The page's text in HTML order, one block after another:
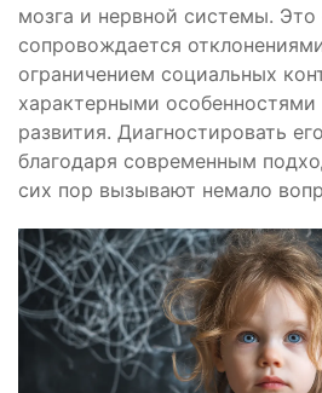
мозга и нервной системы. Это
сопровождается
ограничением социальных
характерными особенностями
развития. Диагностировать
благодаря современным
сих пор вызывают немало